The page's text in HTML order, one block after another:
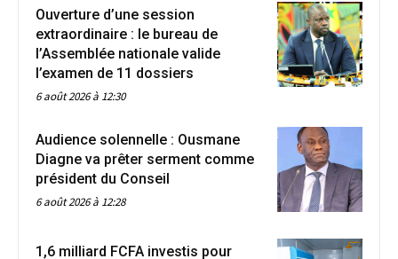
Ouverture d’une session
extraordinaire : le bureau de
l’Assemblée nationale valide
l’examen de 11 dossiers
6 août 2026 à 12:30
Audience solennelle : Ousmane
Diagne va prêter serment comme
président du Conseil
6 août 2026 à 12:28
1,6 milliard FCFA investis pour